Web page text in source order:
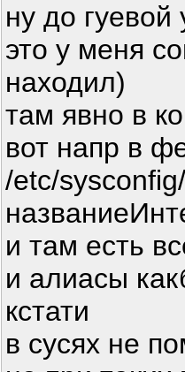
ну до гуевой
это у меня
находил)
там явно в
вот напр в
/etc/
и там есть
и алиасы
кстати
в сусях не